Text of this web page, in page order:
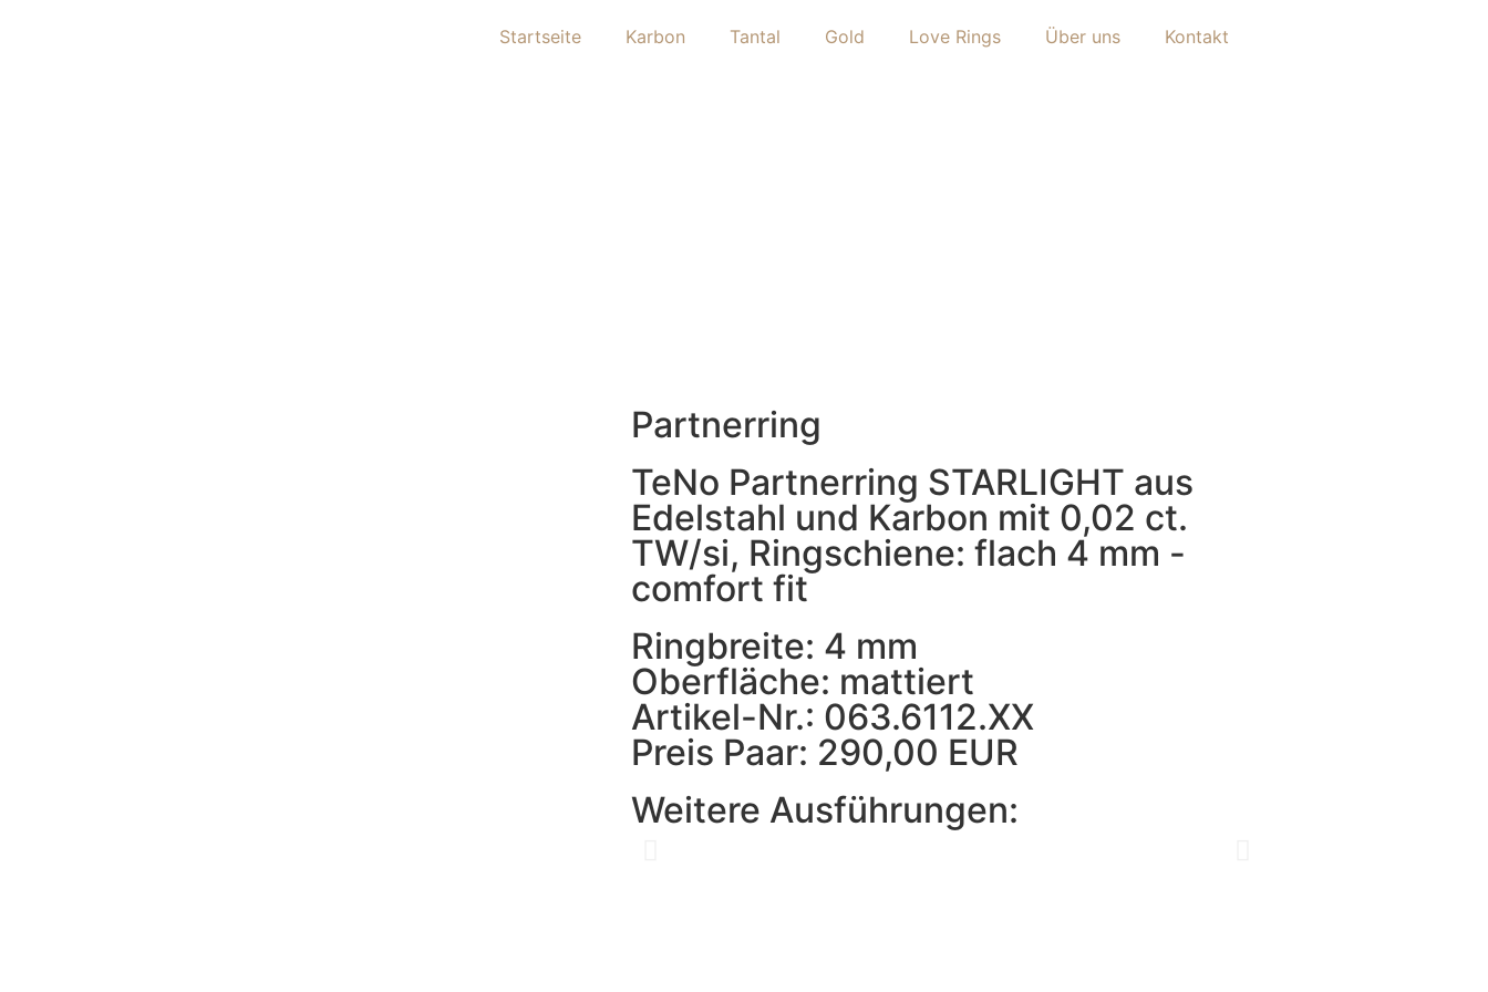
Startseite Karbon Tantal Gold Love Rings Über uns Kontakt
Partnerring
TeNo Partnerring STARLIGHT aus
Edelstahl und Karbon mit 0,02 ct.
TW/si, Ringschiene: flach 4 mm -
comfort fit
Ringbreite: 4 mm
Oberfläche: mattiert
Artikel-Nr.: 063.6112.XX
Preis Paar: 290,00 EUR
Weitere Ausführungen: